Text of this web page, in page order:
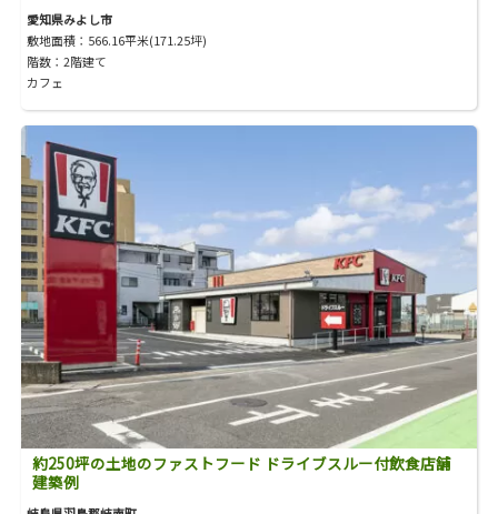
愛知県みよし市
敷地面積：566.16平米(171.25坪)
階数：2階建て
カフェ
約250坪の土地のファストフード ドライブスルー付飲食店舗
建築例